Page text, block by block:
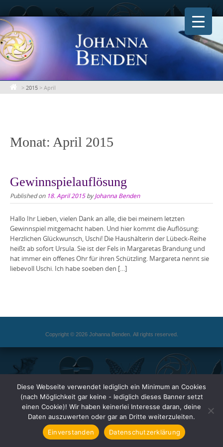
Skip
to
content
> 2015 > April
Monat: April 2015
Gewinnspielauflösung
Published on 18. April 2015byJohanna Benden
Hallo Ihr Lieben, vielen Dank an alle, die bei meinem letzten
Gewinnspiel mitgemacht haben. Und hier kommt die Auflösung:
Herzlichen Glückwunsch, Uschi! Die Haushälterin der Lübeck-Reihe
heißt ab sofort Ursula. Sie ist der Fels in Margaretas Brandung und
hat immer ein offenes Ohr für ihren Schützling. Margareta nennt sie
liebevoll Uschi. Ich habe soeben den […]
Copyright © 2026 Johanna Benden. All rights reserved.
Diese Webseite verwendet lediglich ein Minimum an Cookies
(nach Möglichkeit gar keine - lediglich dieses Banner setzt
einen Cookie)! Wir haben keinerlei Interesse daran, deine
Daten auszuwerten oder gar an Dritte weiterzuleiten.
Einverstanden
Datenschutzerklärung